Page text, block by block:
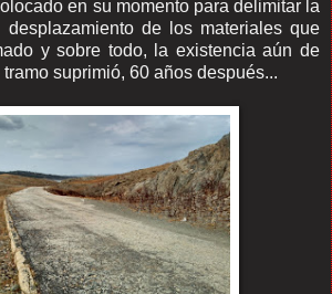
en su momento para delimitar la
de los materiales que
y sobre todo, la existencia aún de
tramo suprimió, 60 años después...